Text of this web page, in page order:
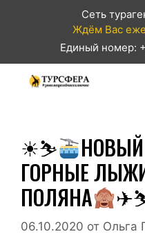
Сеть
Ждём Вас
Единый номер:
☀⛷
ГОРНЫЕ
ПОЛЯНА
06.10.2020 от Ольга